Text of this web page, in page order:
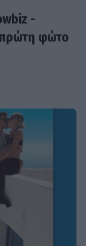
-
πρώτη φώτο